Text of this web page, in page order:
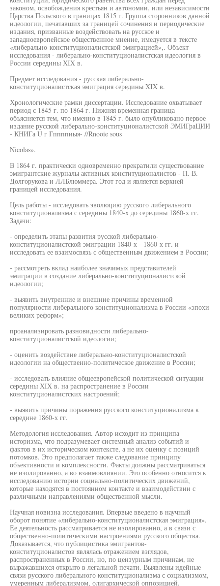
законом, освобождения крестьян и автономии, или независимости
Царства Польского в границах 1815 г. Группа сторонников данной
идеологии, печатавших за границей сочинения и периодические
издания, призванные воздействовать на русское и
западноевропейское общественное мнение, имедуется в тексте
«либерально-конституционалистской эмиграцией»,. Объект
исследования - либерально-конституционалистская идеология в
России середины XIX в.
Предмет исследования - русская либерально-
конституционалистская эмиграция середины XIX в.
Хронологические рамки диссертации. Исследование охватывает
период с 1845 г. по 1864 г. Нижняя временная граница
объясняется тем, что именно в 1845 г. было опубликовано первое
издание русской либерально-конституционалистской ЭМИГраЦИИ
- КНИГа U г Гппппиыя- //Rnooie sous
Nicolas».
В 1864 г. практически одновременно прекратили существование
эмигрантские журналы активных конституционалистов - П. В.
Долгорукова и ЛЛБлюммера. Этот год и является верхней
границей исследования.
Цель работы - исследовать эволюцию русского либерального
конституционализма с середины 1840-х до середины 1860-х гг.
Задачи:
- определить этапы развития русской либерально-
конституционалистской эмиграции 1840-х - 1860-х гг. и
исследовать ее взаимосвязь с общественным движением в России;
- рассмотреть вклад наиболее значимых представителей
эмиграции в создание либерально-конституционалистской
идеологии;
- выявить внутренние и внешние причины временной
популярности либерального конституционализма в России «эпохи
великих реформ»;
проанализировать разновидности либерально-
конституционалистской идеологии;
- оценить воздействие либерально-конституционалистской
идеологии на общественно-политическое движение в России;
- исследовать влияние общеевропейской политической ситуации
середины XIX в. на распространение в России
конституционалистских настроений;
- выявить причины поражения русского конституционализма к
середине 1860-х гг.
Методология исследования. Автор исходит из принципа
историзма, что подразумевает системный анализ событий и
фактов в их историческом контексте, а не их оценку с позиций
потомков. Это предполагает также следование принципу
объективности и комплексности. Факты должны рассматриваться
не изолированно, а во взаимовлиянии. Это особенно относится к
исследованию истории социально-политических движений,
которые находятся в постоянном контакте и взаимодействии с
различными направлениями общественной мысли.
Научная новизна исследования. Впервые введено в научный
оборот понятие «либерально-конституционалистская эмиграция».
Ее деятельность рассматривается не изолированно, а в связи с
общественно-политическими настроениями русского общества.
Доказывается, что публицистика эмигрантов-
конституционалистов являлась отражением взглядов,
распространенных в России, но, по цензурным причинам, не
выражавшихся открыто в легальной печати. Выявлены идейные
связи русского либерального конституционализма с социализмом,
умеренным либерализмом, олигархической оппозицией.